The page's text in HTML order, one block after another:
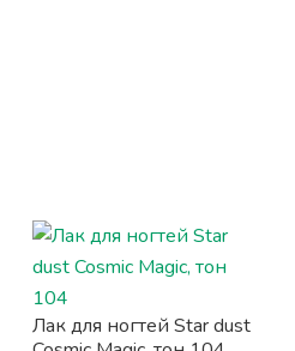
Лак для ногтей Star dust